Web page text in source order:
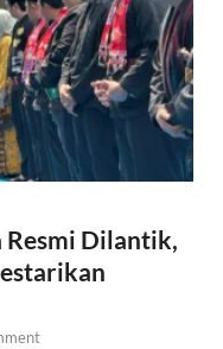
Resmi Dilantik,